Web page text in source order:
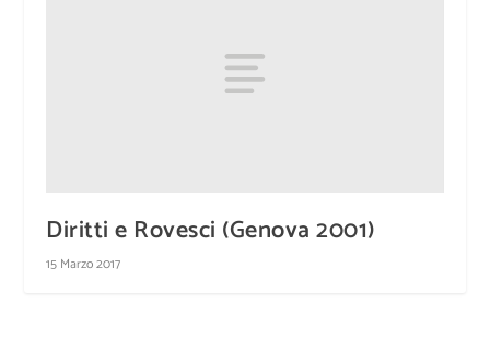
Diritti e Rovesci (Genova 2001)
15 Marzo 2017